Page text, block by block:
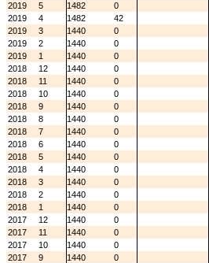
2019
5 1482
0
2019
4 1482
42
2019
3 1440
0
2019
2 1440
0
2019
1 1440
0
2018
12 1440
0
2018
11 1440
0
2018
10 1440
0
2018
9 1440
0
2018
8 1440
0
2018
7 1440
0
2018
6 1440
0
2018
5 1440
0
2018
4 1440
0
2018
3 1440
0
2018
2 1440
0
2018
1 1440
0
2017
12 1440
0
2017
11 1440
0
2017
10 1440
0
2017
9 1440
0